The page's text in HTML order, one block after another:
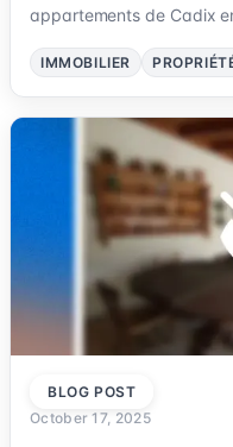
appartements de Cadix
Pedra.
IMMOBILIER
BLOG POST
October 17, 2025